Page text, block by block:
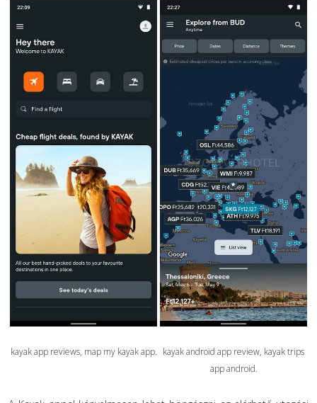
kayak app reviews, map my kayak app. kayak android app review, kayak trips
app android.